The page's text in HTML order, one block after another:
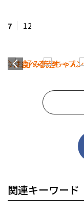
7 12
関連キーワード